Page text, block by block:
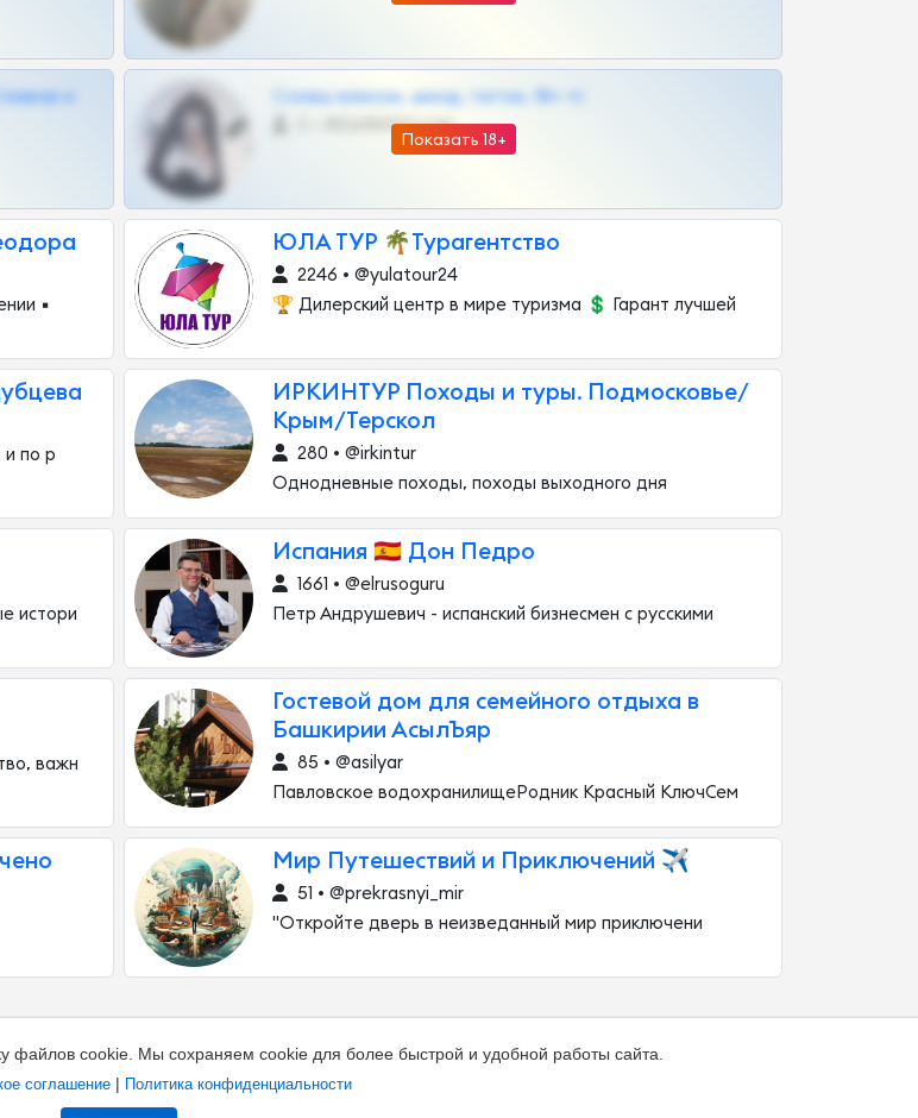
и
Показать 18+
Сливы вписок, шкод, теток, 18+ тг
@DARK15FLOWSBOT
▪️
ЮЛА ТУР 🌴Турагентство
2246 • @yulatour24
🏆 Дилерский центр в мире туризма 💲 Гарант лучшей
и по р
ИРКИНТУР Походы и туры. Подмосковье/
Крым/Терскол
280 • @irkintur
Однодневные походы, походы выходного дня
истори
Иcпания 🇪🇸 Дон Педро
1661 • @elrusoguru
Петр Андрушевич - испанский бизнесмен с русскими
важн
Гостевой дом для семейного отдыха в
Башкирии АсылЪяр
85 • @asilyar
Павловское водохранилищеРодник Красный КлючСем
Мир Путешествий и Приключений ✈️
51 • @prekrasnyi_mir
"Откройте дверь в неизведанный мир приключени
файлов cookie. Мы сохраняем cookie для более быстрой и удобной работы сайта.
соглашение | Политика конфиденциальности